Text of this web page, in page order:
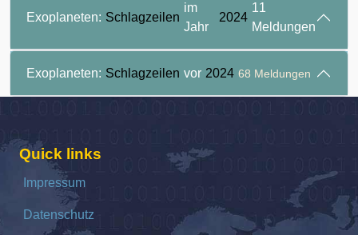
Exoplaneten: Schlagzeilen
im
Jahr
2024
11
Meldungen
Exoplaneten: Schlagzeilen vor 2024 68 Meldungen
Quick links
Impressum
Datenschutz